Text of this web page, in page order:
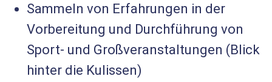
Sammeln von Erfahrungen in der
Vorbereitung und Durchführung von
Sport- und Großveranstaltungen (Blick
hinter die Kulissen)